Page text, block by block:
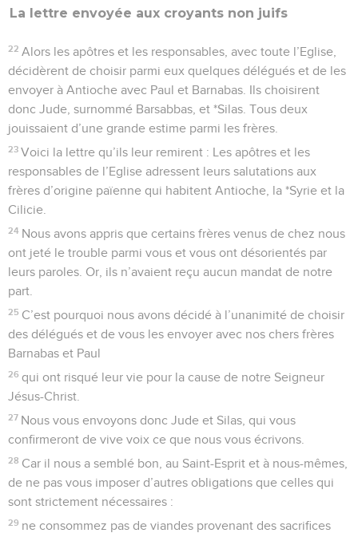
La lettre envoyée aux croyants non juifs
22 Alors les apôtres et les responsables, avec toute l’Eglise,
décidèrent de choisir parmi eux quelques délégués et de les
envoyer à Antioche avec Paul et Barnabas. Ils choisirent
donc Jude, surnommé Barsabbas, et *Silas. Tous deux
jouissaient d’une grande estime parmi les frères.
23 Voici la lettre qu’ils leur remirent : Les apôtres et les
responsables de l’Eglise adressent leurs salutations aux
frères d’origine païenne qui habitent Antioche, la *Syrie et la
Cilicie.
24 Nous avons appris que certains frères venus de chez nous
ont jeté le trouble parmi vous et vous ont désorientés par
leurs paroles. Or, ils n’avaient reçu aucun mandat de notre
part.
25 C’est pourquoi nous avons décidé à l’unanimité de choisir
des délégués et de vous les envoyer avec nos chers frères
Barnabas et Paul
26 qui ont risqué leur vie pour la cause de notre Seigneur
Jésus-Christ.
27 Nous vous envoyons donc Jude et Silas, qui vous
confirmeront de vive voix ce que nous vous écrivons.
28 Car il nous a semblé bon, au Saint-Esprit et à nous-mêmes,
de ne pas vous imposer d’autres obligations que celles qui
sont strictement nécessaires :
29 ne consommez pas de viandes provenant des sacrifices